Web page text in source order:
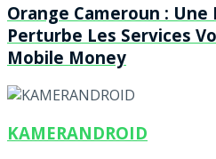
Orange Cameroun : Une
Perturbe Les Services
Mobile Money
KAMERANDROID